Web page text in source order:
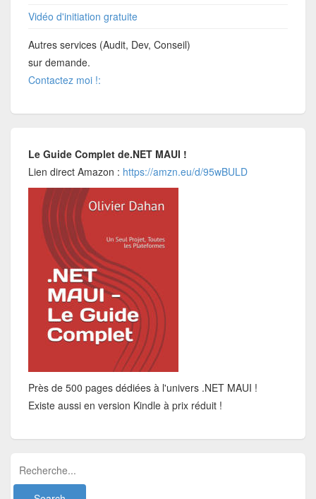
Vidéo d'initiation gratuite
Autres services (Audit, Dev, Conseil)
sur demande.
Contactez moi !:
Le Guide Complet de.NET MAUI !
Lien direct Amazon : https://amzn.eu/d/95wBULD
Près de 500 pages dédiées à l'univers .NET MAUI !
Existe aussi en version Kindle à prix réduit !